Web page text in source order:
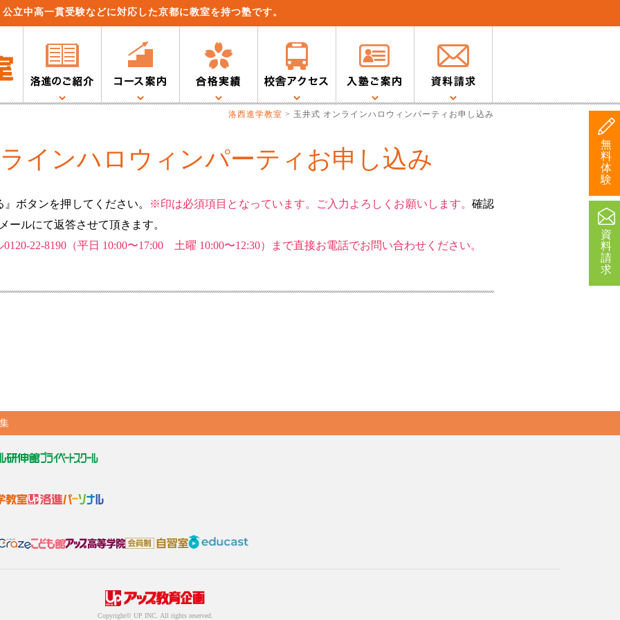
立中高一貫受験などに対応した京都に教室を持つ塾です。
無
料
体
験
資
料
請
求
洛西進学教室 > 玉井式 オンラインハロウィンパーティお申し込み
インハロウィンパーティお申し込み
ボタンを押してください。 ※印は必須項目となっています。ご入力よろしくお願いします。 確認
ールにて返答させて頂きます。
22-8190（平日 10:00〜17:00 土曜 10:00〜12:30）まで直接お電話でお問い合わせください。
Copyright© UP INC. All rights reserved.